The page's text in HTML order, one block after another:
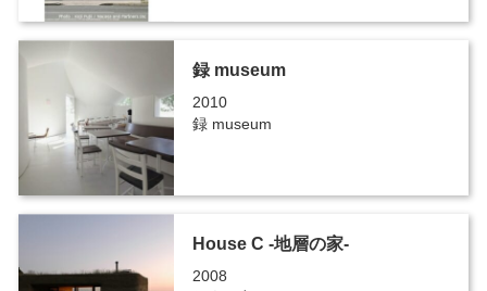
録 museum
2010
録 museum
House C -地層の家-
2008